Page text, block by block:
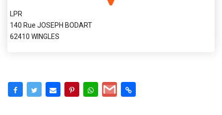
LPR
140 Rue JOSEPH BODART
62410 WINGLES